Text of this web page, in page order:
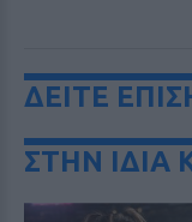
ΔΕΙΤΕ
ΣΤΗΝ ΙΔΙΑ